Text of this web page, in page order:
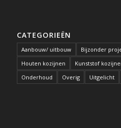
CATEGORIEËN
Aanbouw/ uitbouw Bijzonder
Houten kozijnen
Kunststof
Onderhoud
Overig Uitgelicht